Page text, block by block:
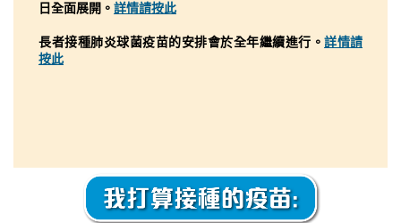
日全面展開。 詳情請按此
長者接種肺炎球菌疫苗的安排會於全年繼續進行。 詳情請
按此